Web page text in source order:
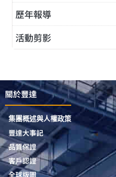
歷年報導
活動剪影
關於豐達
集團概述與人權政策
豐達大事記
品質保證
客戶認證
全球版圖